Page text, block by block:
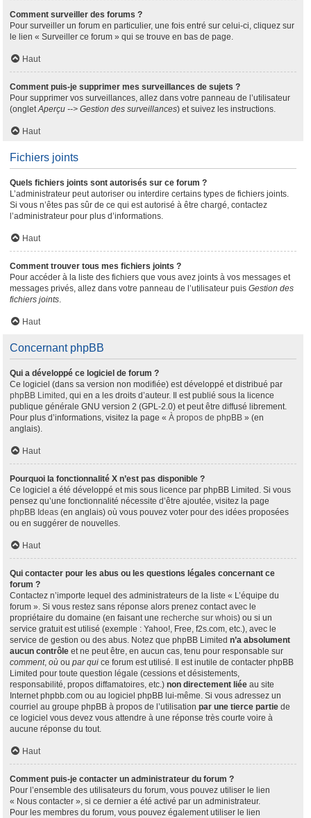
Comment surveiller des forums ?
Pour surveiller un forum en particulier, une fois entré sur celui-ci, cliquez sur
le lien « Surveiller ce forum » qui se trouve en bas de page.
Haut
Comment puis-je supprimer mes surveillances de sujets ?
Pour supprimer vos surveillances, allez dans votre panneau de l’utilisateur
(ongletAperçu --> Gestion des surveillances) et suivez les instructions.
Haut
Fichiers joints
Quels fichiers joints sont autorisés sur ce forum ?
L’administrateur peut autoriser ou interdire certains types de fichiers joints.
Si vous n’êtes pas sûr de ce qui est autorisé à être chargé, contactez
l’administrateur pour plus d’informations.
Haut
Comment trouver tous mes fichiers joints ?
Pour accéder à la liste des fichiers que vous avez joints à vos messages et
messages privés, allez dans votre panneau de l’utilisateur puis Gestion des
fichiers joints.
Haut
Concernant phpBB
Qui a développé ce logiciel de forum ?
Ce logiciel (dans sa version non modifiée) est développé et distribué par
phpBB Limited , qui en a les droits d’auteur. Il est publié sous la licence
publique générale GNU version 2 (GPL-2.0) et peut être diffusé librement.
Pour plus d’informations, visitez la page « À propos de phpBB » (en
anglais).
Haut
Pourquoi la fonctionnalité X n’est pas disponible ?
Ce logiciel a été développé et mis sous licence par phpBB Limited. Si vous
pensez qu’une fonctionnalité nécessite d’être ajoutée, visitez la page
phpBB Ideas (en anglais) où vous pouvez voter pour des idées proposées
ou en suggérer de nouvelles.
Haut
Qui contacter pour les abus ou les questions légales concernant ce
forum ?
Contactez n’importe lequel des administrateurs de la liste « L’équipe du
forum ». Si vous restez sans réponse alors prenez contact avec le
propriétaire du domaine (en faisant une recherche sur whois) ou si un
service gratuit est utilisé (exemple : Yahoo!, Free, f2s.com, etc.), avec le
service de gestion ou des abus. Notez que phpBB Limited n’a absolument
aucun contrôle et ne peut être, en aucun cas, tenu pour responsable sur
comment, où ou par qui ce forum est utilisé. Il est inutile de contacter phpBB
Limited pour toute question légale (cessions et désistements,
responsabilité, propos diffamatoires, etc.) non directement liée au site
Internet phpbb.com ou au logiciel phpBB lui-même. Si vous adressez un
courriel au groupe phpBB à propos de l’utilisation par une tierce partie de
ce logiciel vous devez vous attendre à une réponse très courte voire à
aucune réponse du tout.
Haut
Comment puis-je contacter un administrateur du forum ?
Pour l’ensemble des utilisateurs du forum, vous pouvez utiliser le lien
« Nous contacter », si ce dernier a été activé par un administrateur.
Pour les membres du forum, vous pouvez également utiliser le lien